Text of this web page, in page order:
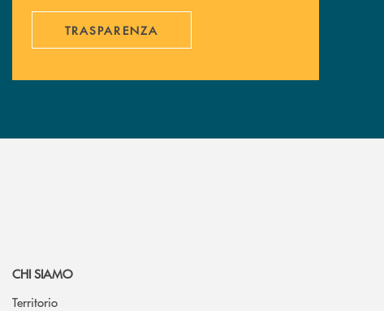
TRASPARENZA
CHI SIAMO
Territorio